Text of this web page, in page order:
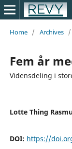
Home / Archives /
Fem år
Vidensdeling i
Lotte Thing
DOI: https://